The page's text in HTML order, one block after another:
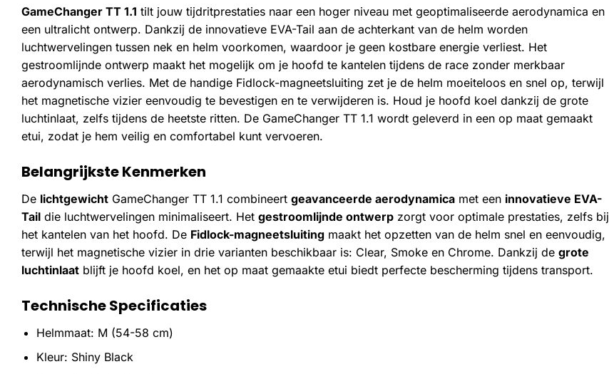
GameChanger TT 1.1 tilt jouw tijdritprestaties naar een hoger niveau met geoptimaliseerde aerodynamica en
een ultralicht ontwerp. Dankzij de innovatieve EVA-Tail aan de achterkant van de helm worden
luchtwervelingen tussen nek en helm voorkomen, waardoor je geen kostbare energie verliest. Het
gestroomlijnde ontwerp maakt het mogelijk om je hoofd te kantelen tijdens de race zonder merkbaar
aerodynamisch verlies. Met de handige Fidlock-magneetsluiting zet je de helm moeiteloos en snel op, terwijl
het magnetische vizier eenvoudig te bevestigen en te verwijderen is. Houd je hoofd koel dankzij de grote
luchtinlaat, zelfs tijdens de heetste ritten. De GameChanger TT 1.1 wordt geleverd in een op maat gemaakt
etui, zodat je hem veilig en comfortabel kunt vervoeren.
Belangrijkste Kenmerken
De lichtgewicht GameChanger TT 1.1 combineert geavanceerde aerodynamica met een innovatieve EVA-
Tail die luchtwervelingen minimaliseert. Het gestroomlijnde ontwerp zorgt voor optimale prestaties, zelfs bij
het kantelen van het hoofd. De Fidlock-magneetsluiting maakt het opzetten van de helm snel en eenvoudig,
terwijl het magnetische vizier in drie varianten beschikbaar is: Clear, Smoke en Chrome. Dankzij de grote
luchtinlaat blijft je hoofd koel, en het op maat gemaakte etui biedt perfecte bescherming tijdens transport.
Technische Specificaties
Helmmaat: M (54-58 cm)
Kleur: Shiny Black